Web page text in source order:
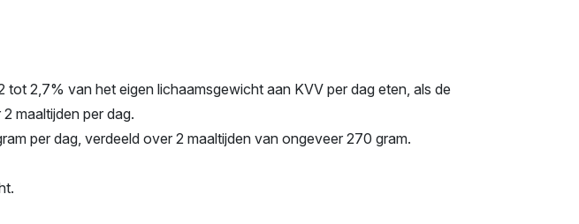
2,7% van het eigen lichaamsgewicht aan KVV per dag eten, als de
maaltijden per dag.
per dag, verdeeld over 2 maaltijden van ongeveer 270 gram.